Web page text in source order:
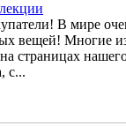
В мире
вещей! Многие
страницах
с...